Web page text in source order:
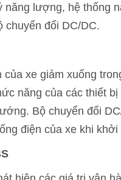
năng lượng, hệ thống
chuyển đổi DC/DC.
xe giảm xuống
năng của các thiết
Bộ chuyển đổi
điện của xe khi